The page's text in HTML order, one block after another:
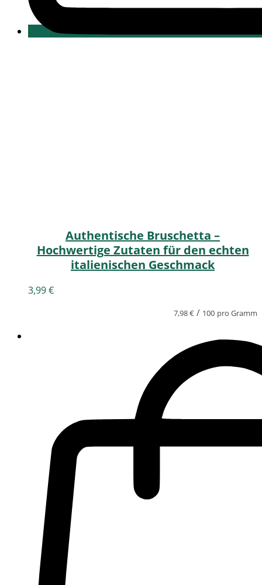
Authentische Bruschetta –
Hochwertige Zutaten für den echten
italienischen Geschmack
3,99€
7,98€ / 100 pro Gramm